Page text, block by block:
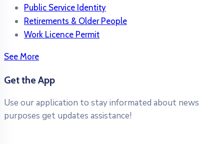
Public Service Identity
Retirements & Older People
Work Licence Permit
See More
Get the App
Use our application to stay informated about news
purposes get updates assistance!